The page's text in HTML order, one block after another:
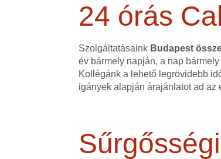
24 órás
Szolgáltatásaink Budapest
év bármely napján, a nap
Kollégánk a lehető legrövidebb
igányek alapján árajánlatot ad az